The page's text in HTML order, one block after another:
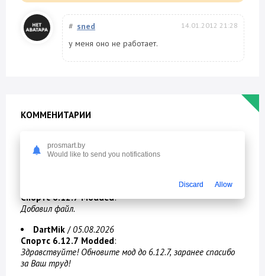
# sned 14.01.2012 21:28
у меня оно не работает.
КОММЕНИТАРИИ
нищеброд/06.08.2026
Яндекс.Погода 26.8.10 [Ad-Free]:
Спортс 6.12.7 Modded:
Добавил файл.
DartMik /05.08.2026
Спортс 6.12.7 Modded:
Здравствуйте! Обновите мод до 6.12.7, заранее спасибо
за Ваш труд!
prosmart.by
Would like to send you notifications
Discard Allow